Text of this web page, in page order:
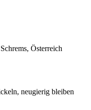
Österreich
neugierig bleiben